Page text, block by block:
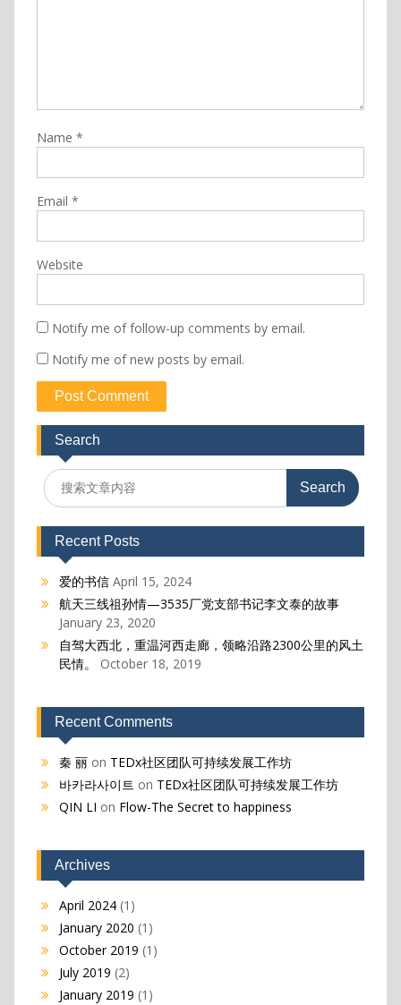
Name *
Email *
Website
Notify me of follow-up comments by email.
Notify me of new posts by email.
Search
Search
for:
Recent Posts
爱的书信 April 15, 2024
航天三线祖孙情—3535厂党支部书记李文泰的故事
January 23, 2020
自驾大西北，重温河西走廊，领略沿路2300公里的风土
民情。
October 18, 2019
Recent Comments
秦 丽on TEDx社区团队可持续发展工作坊
바카라사이트 on TEDx社区团队可持续发展工作坊
QIN LI on Flow-The Secret to happiness
Archives
April 2024(1)
January 2020 (1)
October 2019 (1)
July 2019 (2)
January 2019 (1)